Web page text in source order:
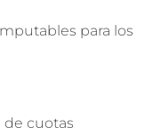
para los
cuotas